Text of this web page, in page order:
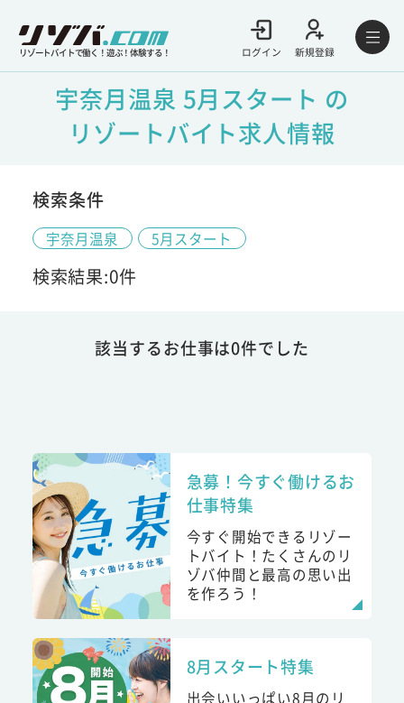
リゾートバイトで働く！遊ぶ！体験する！ ログイン 新規登録
宇奈月温泉 5月スタート の
リゾートバイト求人情報
検索条件
宇奈月温泉 5月スタート
検索結果:0件
該当するお仕事は0件でした
急募！今すぐ働けるお
仕事特集
今すぐ開始できるリゾー
トバイト！たくさんのリ
ゾバ仲間と最高の思い出
を作ろう！
8月スタート特集
出会いいっぱい8月のリ